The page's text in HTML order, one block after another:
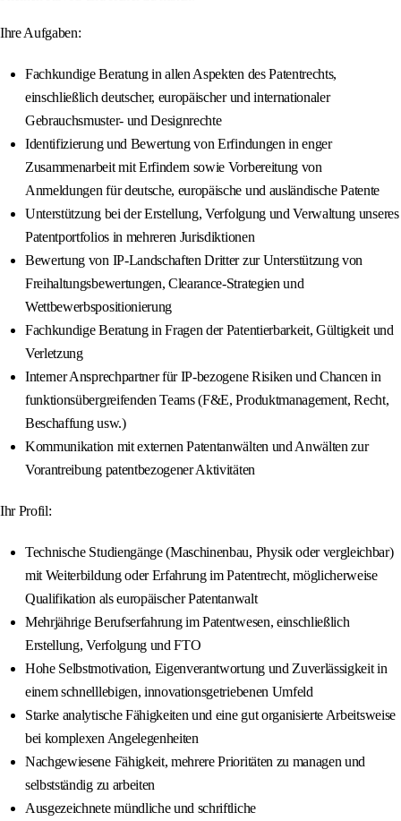
Ihre Aufgaben:
Fachkundige Beratung in allen Aspekten des Patentrechts,
einschließlich deutscher, europäischer und internationaler
Gebrauchsmuster- und Designrechte
Identifizierung und Bewertung von Erfindungen in enger
Zusammenarbeit mit Erfindern sowie Vorbereitung von
Anmeldungen für deutsche, europäische und ausländische Patente
Unterstützung bei der Erstellung, Verfolgung und Verwaltung unseres
Patentportfolios in mehreren Jurisdiktionen
Bewertung von IP-Landschaften Dritter zur Unterstützung von
Freihaltungsbewertungen, Clearance-Strategien und
Wettbewerbspositionierung
Fachkundige Beratung in Fragen der Patentierbarkeit, Gültigkeit und
Verletzung
Interner Ansprechpartner für IP-bezogene Risiken und Chancen in
funktionsübergreifenden Teams (F&E, Produktmanagement, Recht,
Beschaffung usw.)
Kommunikation mit externen Patentanwälten und Anwälten zur
Vorantreibung patentbezogener Aktivitäten
Ihr Profil:
Technische Studiengänge (Maschinenbau, Physik oder vergleichbar)
mit Weiterbildung oder Erfahrung im Patentrecht, möglicherweise
Qualifikation als europäischer Patentanwalt
Mehrjährige Berufserfahrung im Patentwesen, einschließlich
Erstellung, Verfolgung und FTO
Hohe Selbstmotivation, Eigenverantwortung und Zuverlässigkeit in
einem schnelllebigen, innovationsgetriebenen Umfeld
Starke analytische Fähigkeiten und eine gut organisierte Arbeitsweise
bei komplexen Angelegenheiten
Nachgewiesene Fähigkeit, mehrere Prioritäten zu managen und
selbstständig zu arbeiten
Ausgezeichnete mündliche und schriftliche